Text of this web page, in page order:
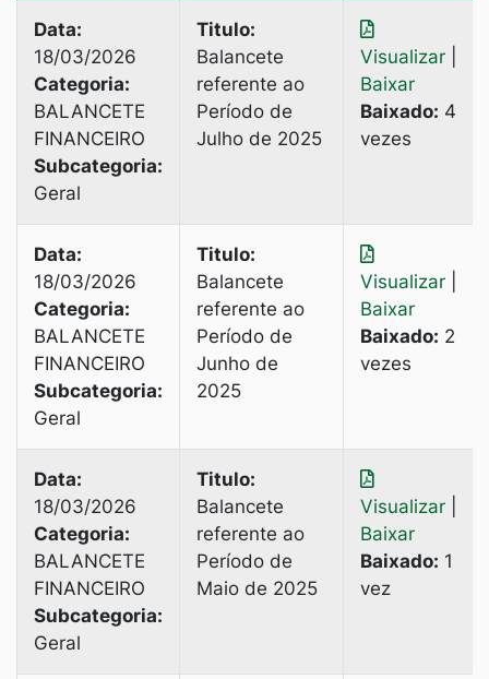
Data:
18/03/2026
Categoria:
BALANCETE
FINANCEIRO
Subcategoria:
Geral
Titulo:
Balancete
referente ao
Período de
Julho de 2025
Visualizar
Baixar
Baixado: 4
vezes
Data:
18/03/2026
Categoria:
BALANCETE
FINANCEIRO
Subcategoria:
Geral
Titulo:
Balancete
referente ao
Período de
Junho de
2025
Visualizar
Baixar
Baixado: 2
vezes
Data:
18/03/2026
Categoria:
BALANCETE
FINANCEIRO
Subcategoria:
Geral
Titulo:
Balancete
referente ao
Período de
Maio de 2025
Visualizar
Baixar
Baixado: 1
vez